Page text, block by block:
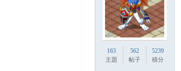
163
主題
562
帖子
5239
積分